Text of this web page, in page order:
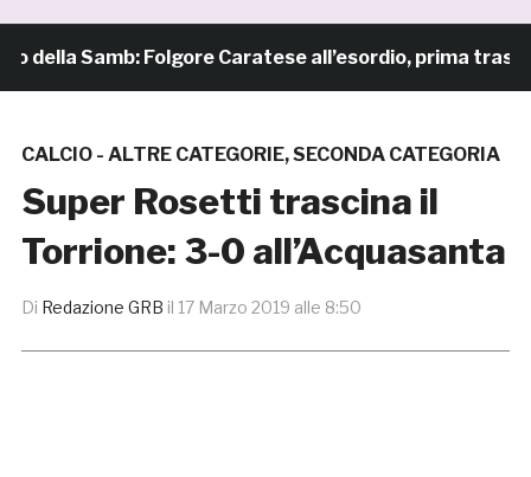
Samb: Folgore Caratese all’esordio, prima trasferta
CALCIO - ALTRE CATEGORIE,SECONDA CATEGORIA
Super Rosetti trascina il
Torrione: 3-0 all’Acquasanta
Di Redazione GRB il 17 Marzo 2019 alle 8:50